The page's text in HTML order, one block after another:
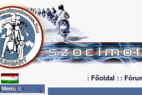
: Főoldal : :
::